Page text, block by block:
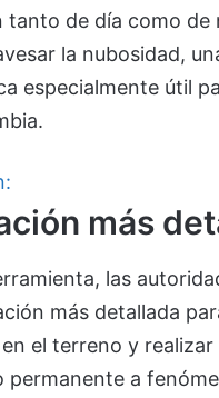
tanto de día como de
la nubosidad,
especialmente útil
más
las
más detallada
el terreno y realizar
permanente a